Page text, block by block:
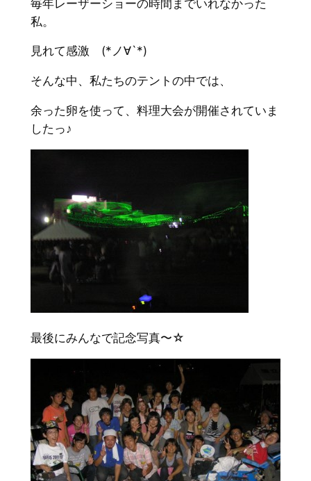
毎年レーザーショーの時間までいれなかった
私。
見れて感激 (*ノ∀`*)
そんな中、私たちのテントの中では、
余った卵を使って、料理大会が開催されていま
したっ♪
最後にみんなで記念写真〜☆